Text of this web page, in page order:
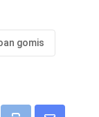
gomis